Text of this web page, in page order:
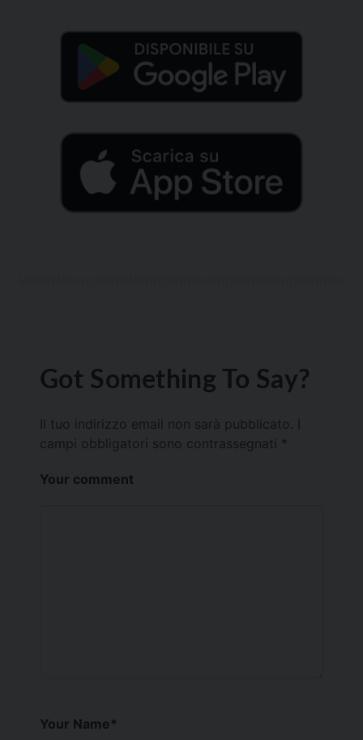
Got Something To Say?
Il tuo indirizzo email non sarà pubblicato.
campi obbligatori sono contrassegnati *
Your comment
Your Name*